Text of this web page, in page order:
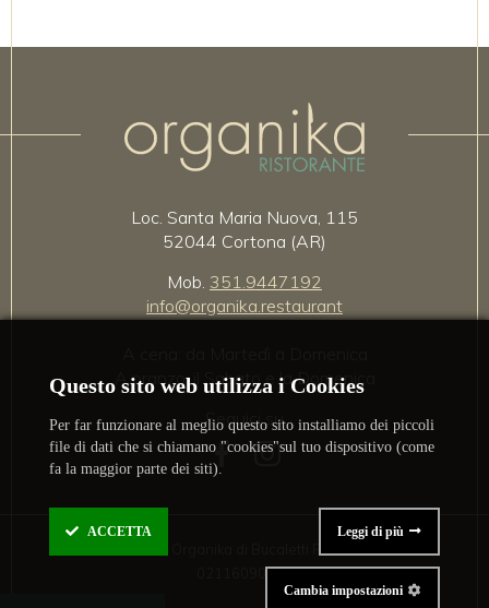
Loc. Santa Maria Nuova, 115
52044 Cortona (AR)
Mob. 351.9447192
info@organika.restaurant
A pranzo: il Sabato e la Domenica
Seguici su
02116090511
Questo sito web utilizza i Cookies
Per far funzionare al meglio questo sito installiamo dei piccoli
file di dati che si chiamano "cookies"sul tuo dispositivo (come
fa la maggior parte dei siti).
ACCETTA Leggi di più
Cambia impostazioni